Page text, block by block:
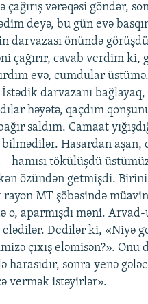
çağırış vərəqəsi göndər,
deyə, bu gün evə
darvazası önündə
çağırır, cavab verdim ki,
evə, cumdular
darvazanı
həyətə, qaçdım
saldım. Camaat
Hasardan aşan,
hamısı tökülüşdü
özündən getmişdi. Birini
rayon MT şöbəsində
o, aparmışdı məni. Arvad-
Dedilər ki, «Niyə
çıxış eləmisən?».
harasıdır, sonra yenə
vermək istəyirlər».